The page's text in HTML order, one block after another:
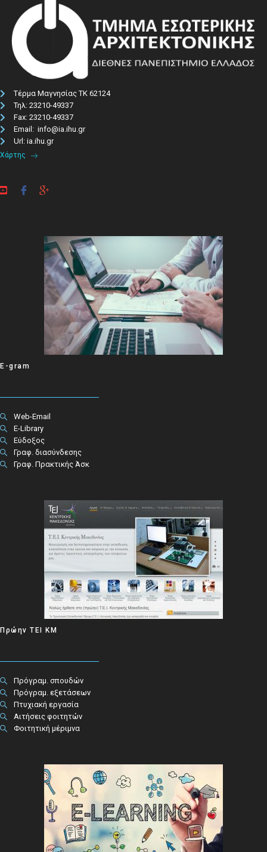
Τέρμα Μαγνησίας ΤΚ 62124
Τηλ: 23210-49337​
Fax: 23210-49337
Email: info@ia.ihu.gr
Url: ia.ihu.gr
Χάρτης
E-gram
Web-Email
E-Library
Εύδοξος
Γραφ. διασύνδεσης
Γραφ. Πρακτικής Άσκ
Πρώην ΤΕΙ ΚΜ
Πρόγραμ. σπουδών
Πρόγραμ. εξετάσεων
Πτυχιακή εργασία
Αιτήσεις φοιτητών
Φοιτητική μέριμνα